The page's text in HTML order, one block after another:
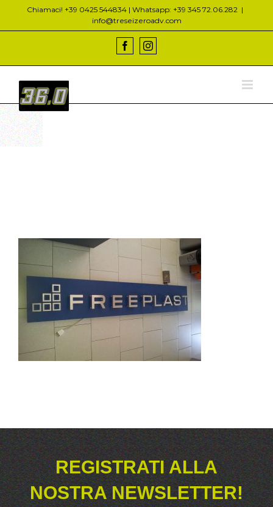
contenuto
Chiamaci! +39 0425 544834 | Whatsapp: +39 345 72.06.282 |
info@treseizeroadv.com
FacebookInstagram
REGISTRATI ALLA
NOSTRA NEWSLETTER!